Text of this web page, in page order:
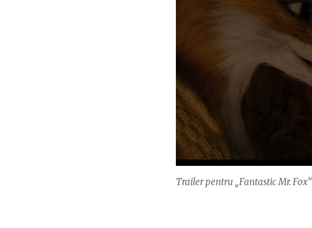
Trailer pentru „Fantastic Mr. Fox”